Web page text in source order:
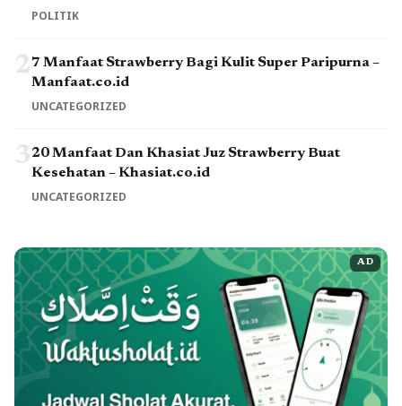
POLITIK
27 Manfaat Strawberry Bagi Kulit Super Paripurna –
Manfaat.co.id
UNCATEGORIZED
320 Manfaat Dan Khasiat Juz Strawberry Buat
Kesehatan – Khasiat.co.id
UNCATEGORIZED
AD